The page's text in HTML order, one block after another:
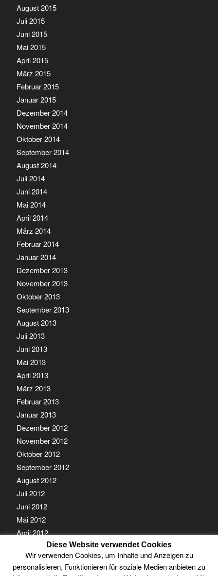
August 2015
Juli 2015
Juni 2015
Mai 2015
April 2015
März 2015
Februar 2015
Januar 2015
Dezember 2014
November 2014
Oktober 2014
September 2014
August 2014
Juli 2014
Juni 2014
Mai 2014
April 2014
März 2014
Februar 2014
Januar 2014
Dezember 2013
November 2013
Oktober 2013
September 2013
August 2013
Juli 2013
Juni 2013
Mai 2013
April 2013
März 2013
Februar 2013
Januar 2013
Dezember 2012
November 2012
Oktober 2012
September 2012
August 2012
Juli 2012
Juni 2012
Mai 2012
April 2012
März 2012
Februar 2012
Januar 2012
Diese Website verwendet Cookies
Wir verwenden Cookies, um Inhalte und Anzeigen zu
personalisieren, Funktionieren für soziale Medien anbieten zu